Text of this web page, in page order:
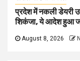
प्रदेश में नकली डेयरी
शिकंजा, ये आदेश हुआ
August 8, 2026